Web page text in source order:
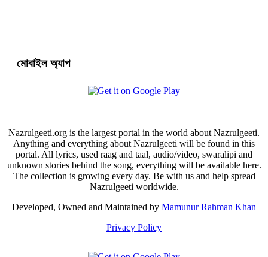
মোবাইল অ্যাপ
Nazrulgeeti.org is the largest portal in the world about Nazrulgeeti.
Anything and everything about Nazrulgeeti will be found in this
portal. All lyrics, used raag and taal, audio/video, swaralipi and
unknown stories behind the song, everything will be available here.
The collection is growing every day. Be with us and help spread
Nazrulgeeti worldwide.
Developed, Owned and Maintained by Mamunur Rahman Khan
Privacy Policy